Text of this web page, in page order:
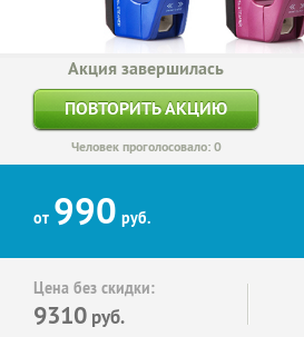
Акция завершилась
ПОВТОРИТЬ АКЦИЮ
Человек проголосовало: 0
от 990 руб.
Цена без скидки:
9310 руб.